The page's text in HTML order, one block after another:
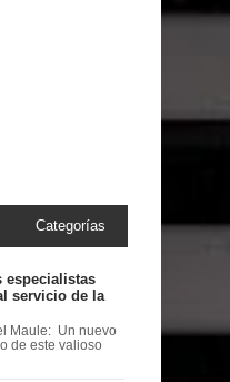
Categorías
especialistas
servicio de la
Maule: Un nuevo
de este valioso